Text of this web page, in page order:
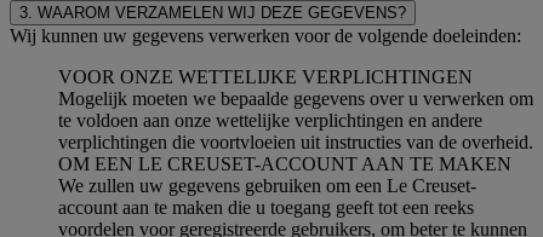
3. WAAROM VERZAMELEN WIJ DEZE GEGEVENS?
Wij kunnen uw gegevens verwerken voor de volgende doeleinden:
VOOR ONZE WETTELIJKE VERPLICHTINGEN
Mogelijk moeten we bepaalde gegevens over u verwerken om
te voldoen aan onze wettelijke verplichtingen en andere
verplichtingen die voortvloeien uit instructies van de overheid.
OM EEN LE CREUSET-ACCOUNT AAN TE MAKEN
We zullen uw gegevens gebruiken om een Le Creuset-
account aan te maken die u toegang geeft tot een reeks
voordelen voor geregistreerde gebruikers, om beter te kunnen